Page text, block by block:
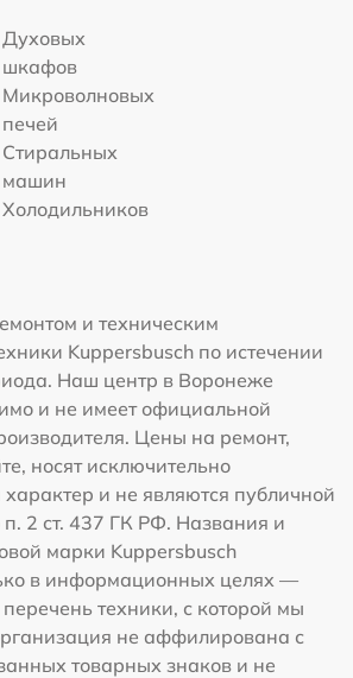
Духовых
шкафов
Микроволновых
печей
Стиральных
машин
Холодильников
и техническим
Kuppersbusch по истечении
Наш центр в Воронеже
и не имеет официальной
Цены на ремонт,
носят исключительно
и не являются публичной
п. 2 ст. 437 ГК РФ. Названия и
марки Kuppersbusch
в информационных целях —
техники, с которой мы
не аффилирована с
товарных знаков и не